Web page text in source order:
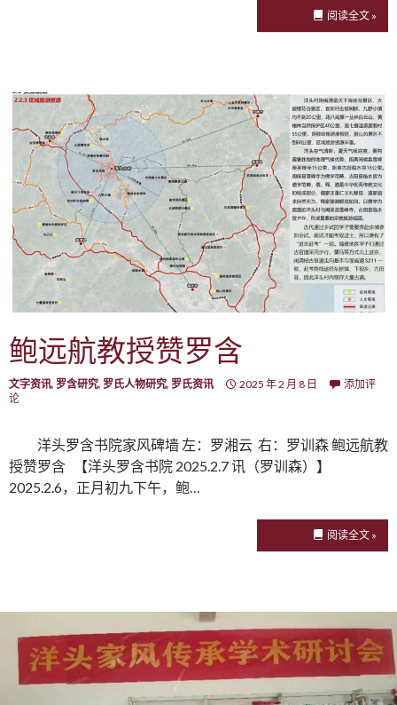
阅读全文 »
鲍远航教授赞罗含
文字资讯, 罗含研究, 罗氏人物研究, 罗氏资讯 2025 年 2 月 8 日
添加评
论
洋头罗含书院家风碑墙 左：罗湘云 右：罗训森 鲍远航教
授赞罗含 【洋头罗含书院 2025.2.7 讯（罗训森）】
2025.2.6，正月初九下午，鲍…
阅读全文 »